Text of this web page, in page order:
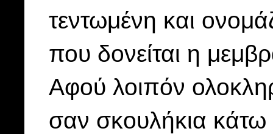
τεντωμένη και
που δονείται η
Αφού λοιπόν
σαν σκουλήκια κάτω